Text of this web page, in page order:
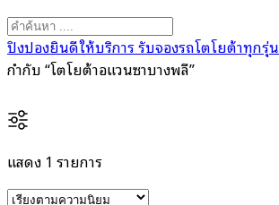
Search
for:
ปิงปองยินดีให้บริการ รับจองรถโตโยต้าทุกรุ่น
กำกับ “โตโยต้าอแวนซาบางพลี”
แสดง 1 รายการ